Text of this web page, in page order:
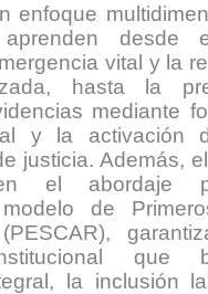
enfoque
aprenden desde
vital y la
hasta la
mediante
y la activación
justicia. Además,
el abordaje
de
que
la inclusión